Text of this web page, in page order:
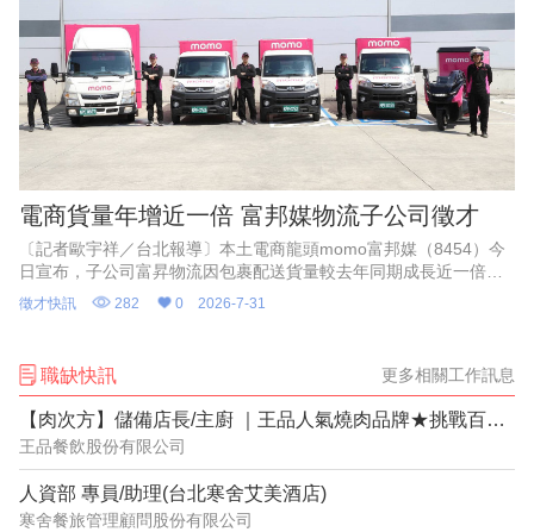
電商貨量年增近一倍 富邦媒物流子公司徵才
〔記者歐宇祥／台北報導〕本土電商龍頭momo富邦媒（8454）今
日宣布，子公司富昇物流因包裹配送貨量較去年同期成長近一倍，
即日起於全台增聘百名貨車及機車配送司機，並同步開放彈性兼職
職缺；該公司指出，6
徵才快訊 282 0 2026-7-31
職缺快訊 更多相關工作訊息
【肉次方】儲備店長/主廚 ｜王品人氣燒肉品牌★挑戰百萬年薪｜台北
王品餐飲股份有限公司
人資部 專員/助理(台北寒舍艾美酒店)
寒舍餐旅管理顧問股份有限公司